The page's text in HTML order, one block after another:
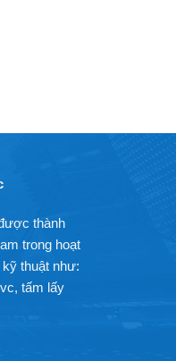
thành
trong hoạt
thuật như:
tấm lấy